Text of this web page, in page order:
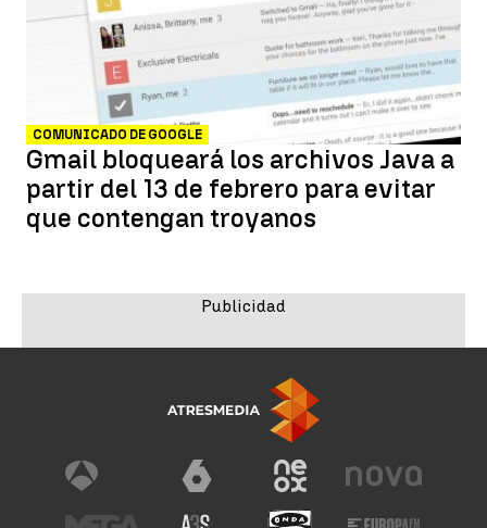
COMUNICADO DE GOOGLE
Gmail bloqueará los archivos Java a
partir del 13 de febrero para evitar
que contengan troyanos